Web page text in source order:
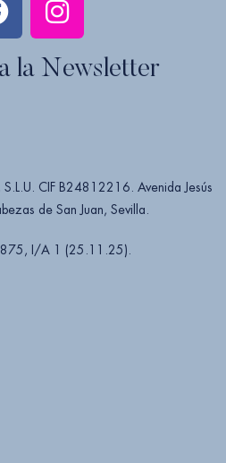
la Newsletter
CIF B24812216. Avenida Jesús
de San Juan, Sevilla.
I/A 1 (25.11.25).